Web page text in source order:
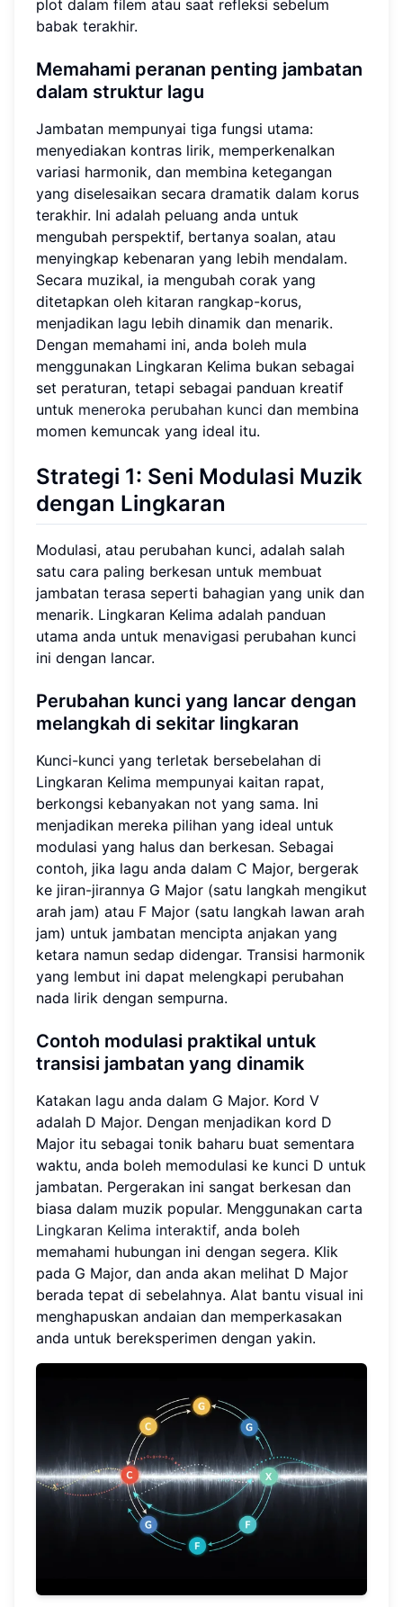
plot dalam filem atau saat refleksi sebelum
babak terakhir.
Memahami peranan penting jambatan
dalam struktur lagu
Jambatan mempunyai tiga fungsi utama:
menyediakan kontras lirik, memperkenalkan
variasi harmonik, dan membina ketegangan
yang diselesaikan secara dramatik dalam korus
terakhir. Ini adalah peluang anda untuk
mengubah perspektif, bertanya soalan, atau
menyingkap kebenaran yang lebih mendalam.
Secara muzikal, ia mengubah corak yang
ditetapkan oleh kitaran rangkap-korus,
menjadikan lagu lebih dinamik dan menarik.
Dengan memahami ini, anda boleh mula
menggunakan Lingkaran Kelima bukan sebagai
set peraturan, tetapi sebagai panduan kreatif
untuk meneroka perubahan kunci dan membina
momen kemuncak yang ideal itu.
Strategi 1: Seni Modulasi Muzik
dengan Lingkaran
Modulasi, atau perubahan kunci, adalah salah
satu cara paling berkesan untuk membuat
jambatan terasa seperti bahagian yang unik dan
menarik. Lingkaran Kelima adalah panduan
utama anda untuk menavigasi perubahan kunci
ini dengan lancar.
Perubahan kunci yang lancar dengan
melangkah di sekitar lingkaran
Kunci-kunci yang terletak bersebelahan di
Lingkaran Kelima mempunyai kaitan rapat,
berkongsi kebanyakan not yang sama. Ini
menjadikan mereka pilihan yang ideal untuk
modulasi yang halus dan berkesan. Sebagai
contoh, jika lagu anda dalam C Major, bergerak
ke jiran-jirannya G Major (satu langkah mengikut
arah jam) atau F Major (satu langkah lawan arah
jam) untuk jambatan mencipta anjakan yang
ketara namun sedap didengar. Transisi harmonik
yang lembut ini dapat melengkapi perubahan
nada lirik dengan sempurna.
Contoh modulasi praktikal untuk
transisi jambatan yang dinamik
Katakan lagu anda dalam G Major. Kord V
adalah D Major. Dengan menjadikan kord D
Major itu sebagai tonik baharu buat sementara
waktu, anda boleh memodulasi ke kunci D untuk
jambatan. Pergerakan ini sangat berkesan dan
biasa dalam muzik popular. Menggunakan carta
Lingkaran Kelima interaktif, anda boleh
memahami hubungan ini dengan segera. Klik
pada G Major, dan anda akan melihat D Major
berada tepat di sebelahnya. Alat bantu visual ini
menghapuskan andaian dan memperkasakan
anda untuk bereksperimen dengan yakin.